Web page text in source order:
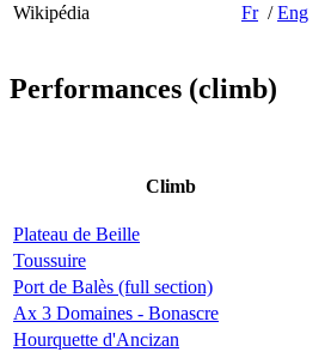
Wikipédia
Fr/Eng
Performances (climb)
Climb
Plateau de Beille
Toussuire
Port de Balès (full section)
Ax 3 Domaines - Bonascre
Hourquette d'Ancizan